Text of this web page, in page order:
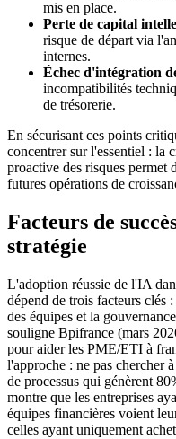
mis en place.
Perte de capital
risque de départ via
internes.
Échec d'intégration
incompatibilités
de trésorerie.
En sécurisant ces points
concentrer sur l'essentiel : la
proactive des risques permet
futures opérations de
Facteurs de
stratégie
L'adoption réussie de l'IA
dépend de trois facteurs clés
des équipes et la
souligne Bpifrance (mars
pour aider les PME/ETI à
l'approche : ne pas chercher
de processus qui génèrent
montre que les entreprises
équipes financières voient
celles ayant uniquement